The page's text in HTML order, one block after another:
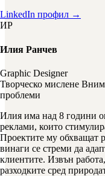
LinkedIn профил →
ИР
Илия Ранчев
Graphic Designer
Творческо мислене
проблеми
Илия има над 8 години
реклами, които
Проектите му обхващат
винаги се стреми да
клиентите. Извън
разходките сред